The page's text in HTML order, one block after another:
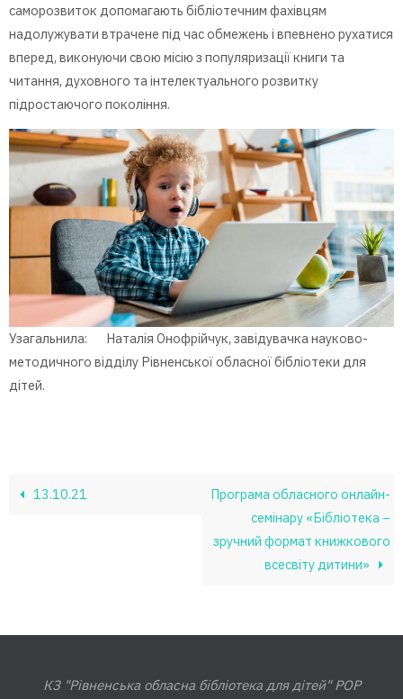
саморозвиток допомагають бібліотечним фахівцям
надолужувати втрачене під час обмежень і впевнено рухатися
вперед, виконуючи свою місію з популяризації книги та
читання, духовного та інтелектуального розвитку
підростаючого покоління.
Узагальнила: Наталія Онофрійчук, завідувачка науково-
методичного відділу Рівненської обласної бібліотеки для
дітей.
13.10.21
Програма обласного онлайн-
семінару «Бібліотека –
зручний формат книжкового
всесвіту дитини»
КЗ "Рівненська обласна бібліотека для дітей" РОР